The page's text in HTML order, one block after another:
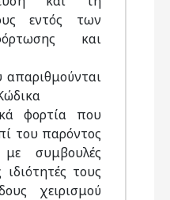
εντός των
και
φορτία που
του παρόντος
συμβουλές
τους
χειρισμού